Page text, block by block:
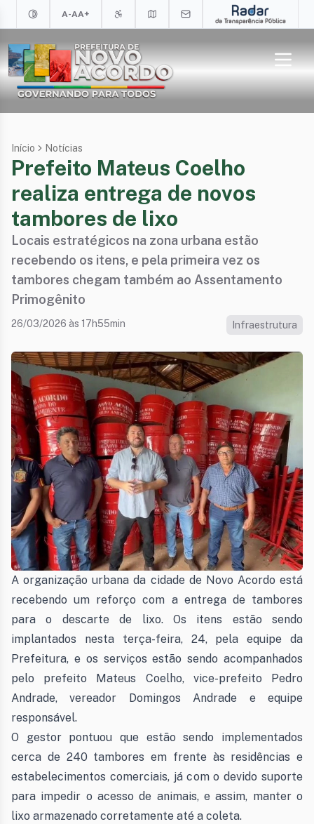
A-AA+
Início Notícias
Prefeito Mateus Coelho
realiza entrega de novos
tambores de lixo
Locais estratégicos na zona urbana estão
recebendo os itens, e pela primeira vez os
tambores chegam também ao Assentamento
Primogênito
26/03/2026 às 17h55min Infraestrutura
A organização urbana da cidade de Novo Acordo está
recebendo um reforço com a entrega de tambores
para o descarte de lixo. Os itens estão sendo
implantados nesta terça-feira, 24, pela equipe da
Prefeitura, e os serviços estão sendo acompanhados
pelo prefeito Mateus Coelho, vice-prefeito Pedro
Andrade, vereador Domingos Andrade e equipe
responsável.
O gestor pontuou que estão sendo implementados
cerca de 240 tambores em frente às residências e
estabelecimentos comerciais, já com o devido suporte
para impedir o acesso de animais, e assim, manter o
lixo armazenado corretamente até a coleta.